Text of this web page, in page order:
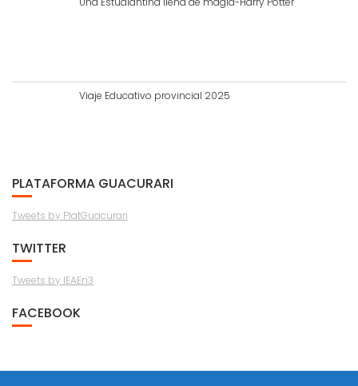
Viaje Educativo provincial 2025
PLATAFORMA GUACURARI
Tweets by PlatGuacurari
TWITTER
Tweets by IEAEn3
FACEBOOK